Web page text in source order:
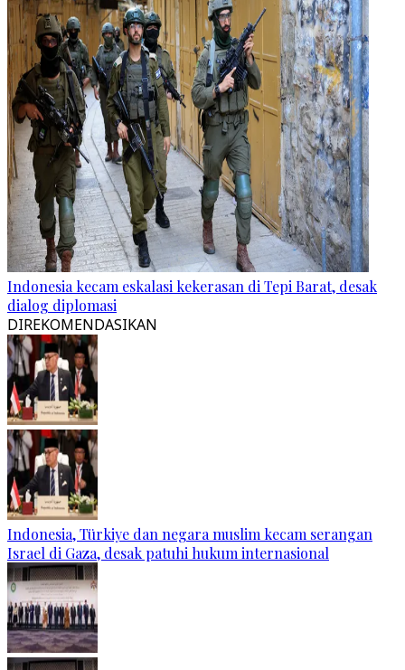
Indonesia kecam eskalasi kekerasan di Tepi Barat, desak
dialog diplomasi
DIREKOMENDASIKAN
Indonesia, Türkiye dan negara muslim kecam serangan
Israel di Gaza, desak patuhi hukum internasional